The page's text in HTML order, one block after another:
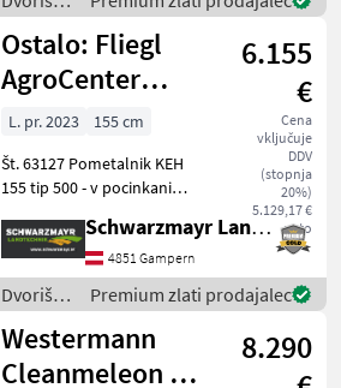
oljnim motor
mehanizacija
/
Sonstige
Ostalo: Fliegl
AgroCenter
pometalnik 1550
6.155
€
Cena
vključuje
DDV
(stopnja
20%)
5.129,17 €
neto
L. pr. 2023
155 cm
Št. 63127 Pometalnik KEH
155 tip 500 - v pocinkani
155 cm - z mehanskim
mehanizmom za obračanje
v levo in desno - z
vgrajenim oljnim m
Schwarzmayr Landtechnik GmbH - Gampern
4851 Gampern
Dvoriščna
mehanizacija
/
Sonstige
Premium zlati prodajalec
Westermann
Cleanmeleon 2
8.290